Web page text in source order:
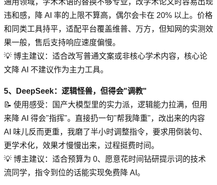
违和感，降 AI 率的上限不算高，偶尔会卡在 20% 以上。价格
和同类工具持平，适配平台覆盖维普、万方，但知网的实测效
果一般，售后支持响应速度偏慢。
💡 博主建议：适合改写普通文案或非核心学术内容，核心论
文降 AI 不建议作为主力工具。
5、DeepSeek：逻辑怪兽，但得会"调教"
📝 使用感受：国产大模型里的实力派，逻辑能力拉满，但用
来降 AI 得会"指挥"。直接扔一句"帮我降重"，改出来的内容
AI 味儿反而更重，我磨了半小时调整指令，要求用倒装句、
更学术化，效果才慢慢出来，过程挺费时间。
💡 博主建议：适合预算为 0、愿意花时间钻研提示词的技术
流同学，指令到位的话能实现免费降 AI。